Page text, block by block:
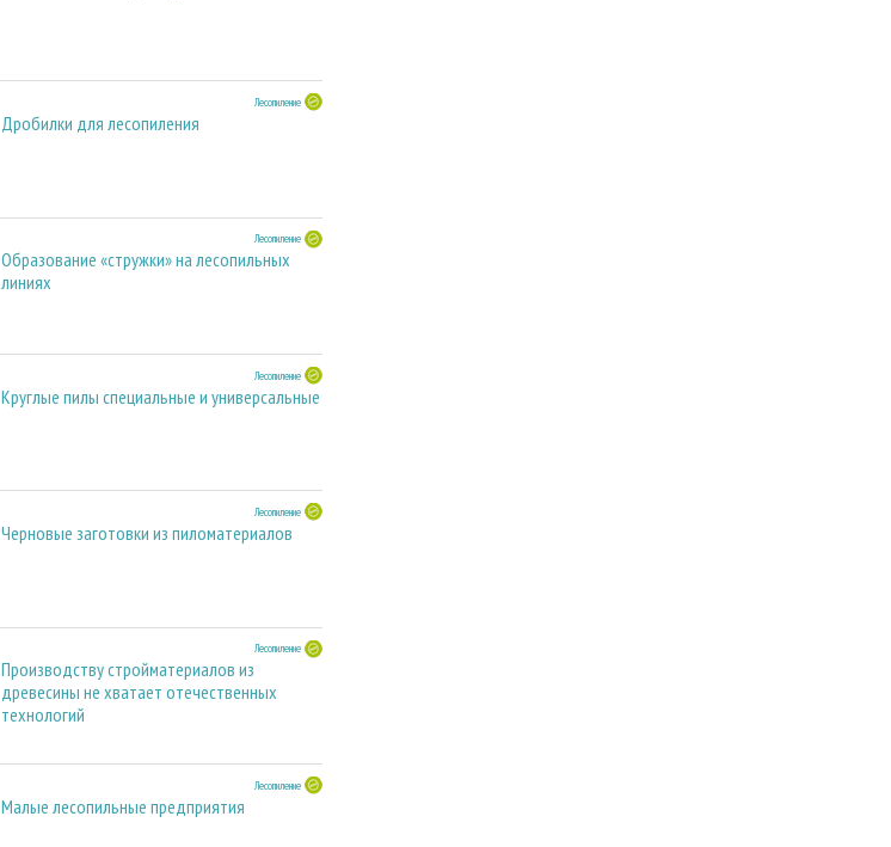
Лесопиление
Дробилки для лесопиления
Лесопиление
Образование «стружки» на лесопильных
линиях
Лесопиление
Круглые пилы специальные и универсальные
Лесопиление
Черновые заготовки из пиломатериалов
Лесопиление
Производству стройматериалов из
древесины не хватает отечественных
технологий
Лесопиление
Малые лесопильные предприятия